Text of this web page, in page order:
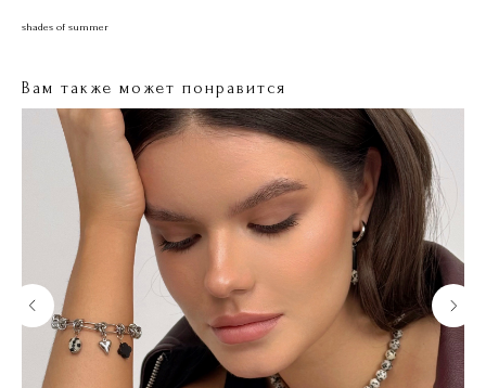
shades of summer
Вам также может понравится